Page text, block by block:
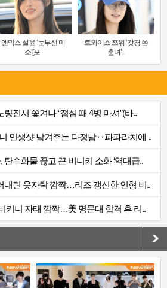
엔믹스 설윤 ‘눈부신 미
소’[포..
트와이스 쯔위 ‘갓경 쓴
훈녀’..
진서 쫓겨나 “점심 때 4병 마셔”(바..
인생샷 남겨주는 다정남‥파파라치에 ..
수화물 끊고 끈 비니키 소화 ‘역대급..
내린 옷자락 깜짝…리즈 갱신한 인형 비..
키니 자태 깜짝…美 명문대 합격 후 리..